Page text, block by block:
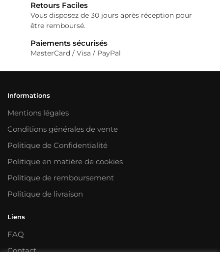
Retours Faciles
Vous disposez de 30 jours après réception pour
être remboursé.
Paiements sécurisés
MasterCard / Visa / PayPal
Informations
Mentions légales
Conditions générales de vente
Politique de Confidentialité
Politique en matière de cookies
Politique de remboursement
Politique de livraison
Liens
FAQ
Contact